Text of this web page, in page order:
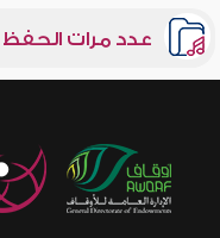
عدد مرات الحفظ